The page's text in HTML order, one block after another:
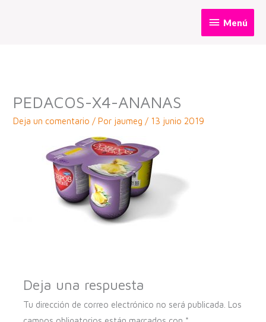
Menú
Menú
PEDACOS-X4-ANANAS
Deja un comentario / Por jaumeg / 13 junio 2019
Deja una respuesta
Tu dirección de correo electrónico no será publicada. Los